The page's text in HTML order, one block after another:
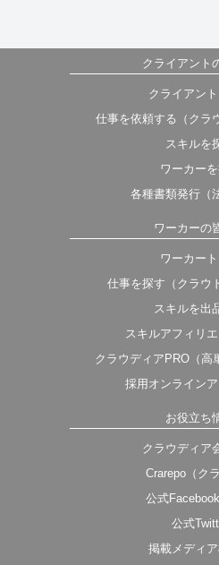
クライアント
クライアン
仕事を依頼する（クラ
スキルを
ワーカー
各種書類発行（
ワーカーの
ワーカー
仕事を探す（クラウ
スキルを出
スキルアフィリ
クラウディアPRO（高
採用オンライン
お役立ち
クラウディア
Crarepo（ク
公式
公式
掲載メディ